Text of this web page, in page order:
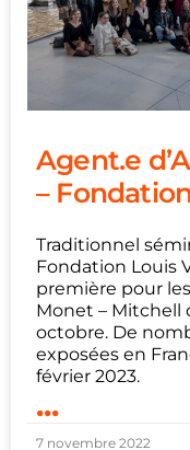
Agent.e
–
Traditionnel
Fondation Louis
première pour
Monet – Mitchell
octobre. De
exposées en
février 2023.
...
7 novembre 2022